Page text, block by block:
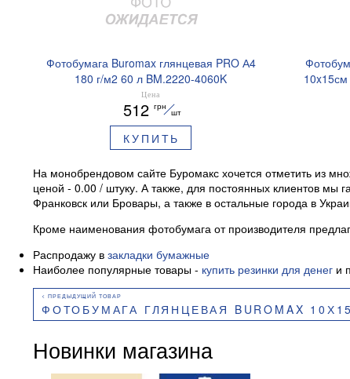
Фотобумага Buromax глянцевая PRO А4
180 г/м2 60 л BM.2220-4060K
Цена
512 грн
шт
КУПИТЬ
На монобрендовом сайте Буромакс хочется отметить из
ценой - 0.00 / штуку. А также, для постоянных клиентов
Франковск или Бровары, а также в остальные города в
Кроме наименования фотобумага от производителя
Распродажу в закладки бумажные
Наиболее популярные товары - купить резинки для денег и
ФОТОБУМАГА ГЛЯНЦЕВАЯ BUROMAX 10Х15 СМ 260
Новинки магазина